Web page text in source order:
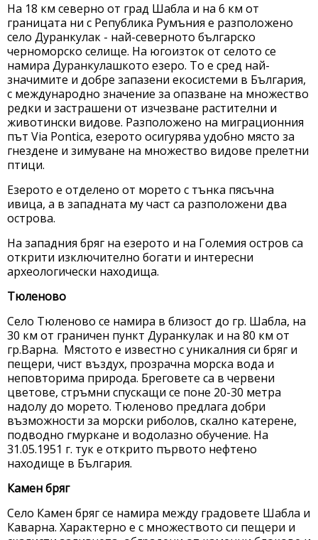
На 18 км северно от град Шабла и на 6 км от
границата ни с Република Румъния е разположено
село Дуранкулак - най-северното българско
черноморско селище. На югоизток от селото се
намира Дуранкулашкото езеро. То е сред най-
значимите и добре запазени екосистеми в България,
с международно значение за опазване на множество
редки и застрашени от изчезване растителни и
животински видове. Разположено на миграционния
път Via Pontica, езерото осигурява удобно място за
гнездене и зимуване на множество видове прелетни
птици.
Езерото е отделено от морето с тънка пясъчна
ивица, а в западната му част са разположени два
острова.
На западния бряг на езерото и на Големия остров са
открити изключително богати и интересни
археологически находища.
Тюленово
Село Тюленово се намира в близост до гр. Шабла, на
30 км от граничен пункт Дуранкулак и на 80 км от
гр.Варна. Мястото е известно с уникалния си бряг и
пещери, чист въздух, прозрачна морска вода и
неповторима природа. Бреговете са в червени
цветове, стръмни спускащи се поне 20-30 метра
надолу до морето. Тюленово предлага добри
възможности за морски риболов, скално катерене,
подводно гмуркане и водолазно обучение. На
31.05.1951 г. тук е открито първото нефтено
находище в България.
Камен бряг
Село Камен бряг се намира между градовете Шабла и
Каварна. Характерно е с множеството си пещери и